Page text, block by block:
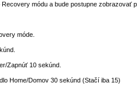
módu a bude postupne zobrazovať
móde.
Zapnúť 10 sekúnd.
Home/Domov 30 sekúnd (Stačí iba 15)